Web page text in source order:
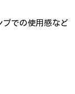
プでの使用感など